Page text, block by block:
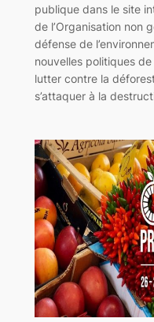
publique dans le site
de l’Organisation non
défense de
nouvelles politiques de
lutter contre la
s’attaquer à la